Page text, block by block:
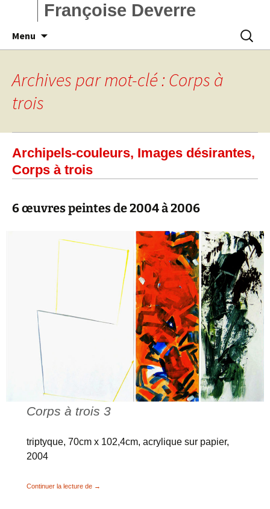
Françoise Deverre
Menu
Archives par mot-clé : Corps à
trois
Archipels-couleurs, Images désirantes,
Corps à trois
6 œuvres peintes de 2004 à 2006
Corps à trois 3
triptyque, 70cm x 102,4cm, acrylique sur papier,
2004
Continuer la lecture de →